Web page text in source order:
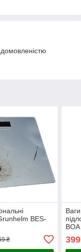
BES-
₴
BOA
399